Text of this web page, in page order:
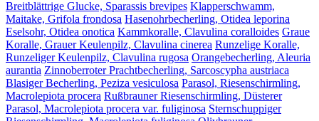
Breitblättrige Glucke, Sparassis brevipes Klapperschwamm,
Maitake, Grifola frondosa Hasenohrbecherling, Otidea leporina
Eselsohr, Otidea onotica Kammkoralle, Clavulina coralloides Graue
Koralle, Grauer Keulenpilz, Clavulina cinerea Runzelige Koralle,
Runzeliger Keulenpilz, Clavulina rugosa Orangebecherling, Aleuria
aurantia Zinnoberroter Prachtbecherling, Sarcoscypha austriaca
Blasiger Becherling, Peziza vesiculosa Parasol, Riesenschirmling,
Macrolepiota procera Rußbrauner Riesenschirmling, Düsterer
Parasol, Macrolepiota procera var. fuliginosa Sternschuppiger